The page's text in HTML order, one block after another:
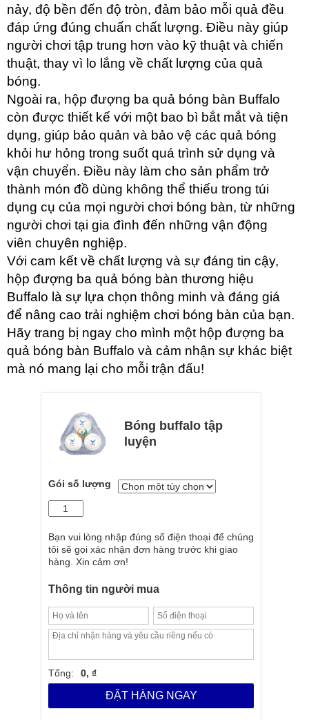
nảy, độ bền đến độ tròn, đảm bảo mỗi quả đều
đáp ứng đúng chuẩn chất lượng. Điều này giúp
người chơi tập trung hơn vào kỹ thuật và chiến
thuật, thay vì lo lắng về chất lượng của quả
bóng.
Ngoài ra, hộp đượng ba quả bóng bàn Buffalo
còn được thiết kế với một bao bì bắt mắt và tiện
dụng, giúp bảo quản và bảo vệ các quả bóng
khỏi hư hỏng trong suốt quá trình sử dụng và
vận chuyển. Điều này làm cho sản phẩm trở
thành món đồ dùng không thể thiếu trong túi
dụng cụ của mọi người chơi bóng bàn, từ những
người chơi tại gia đình đến những vận động
viên chuyên nghiệp.
Với cam kết về chất lượng và sự đáng tin cậy,
hộp đượng ba quả bóng bàn thương hiệu
Buffalo là sự lựa chọn thông minh và đáng giá
để nâng cao trải nghiệm chơi bóng bàn của bạn.
Hãy trang bị ngay cho mình một hộp đượng ba
quả bóng bàn Buffalo và cảm nhận sự khác biệt
mà nó mang lại cho mỗi trận đấu!
Bóng buffalo tập
luyện
Gói số lượng
Bạn vui lòng nhập đúng số điện thoại để chúng
tôi sẽ gọi xác nhận đơn hàng trước khi giao
hàng. Xin cảm ơn!
Thông tin người mua
Tổng: 0, ₫
ĐẶT HÀNG NGAY